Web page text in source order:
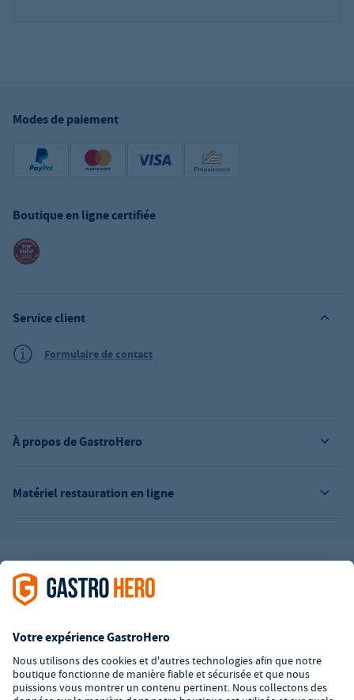
Modes de paiement
Boutique en ligne certifiée
Matériel restauration en ligne
À propos de GastroHero
Service client
Formulaire de contact
L’offre de la société GastroHero est exclusivement destinée aux
entreprises. Tous les prix sont des prix unitaires nets majorés de
Certaines méthodes de paiement peuvent entraîner des frais
supplémentaires.
² PVC : Prix de Vente Conseillé par le fabricant
*A partir d'un montant de 350€ net. Jusqu'à cette date, les frais